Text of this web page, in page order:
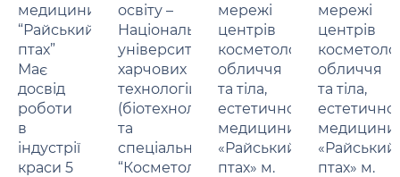
медицини
“Райський
птах”
Має
досвід
роботи
в
індустрії
краси 5
освіту –
Національний
університет
харчових
технологій
(біотехнолог)
та
спеціальне
“Косметолог-
мережі
центрів
косметології
обличчя
та тіла,
естетичної
медицини
«Райський
птах» м.
мережі
центрів
обличчя
та тіла,
естетичної
медицини
«Райський
птах» м.